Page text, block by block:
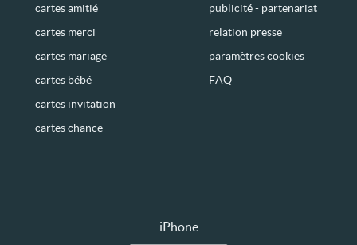
cartes amitié
cartes merci
cartes mariage
cartes bébé
cartes invitation
cartes chance
publicité - partenariat
relation presse
paramètres cookies
FAQ
iPhone